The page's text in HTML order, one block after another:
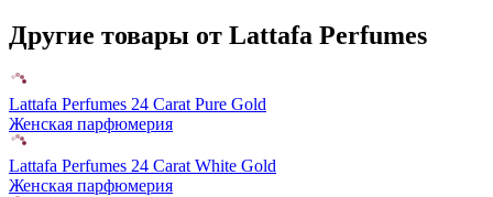
Другие товары от Lattafa Perfumes
Lattafa Perfumes 24 Carat Pure Gold
Женская парфюмерия
Lattafa Perfumes 24 Carat White Gold
Женская парфюмерия